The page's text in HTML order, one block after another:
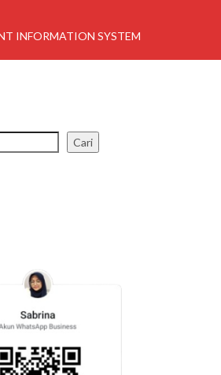
INFORMATION SYSTEM
Cari